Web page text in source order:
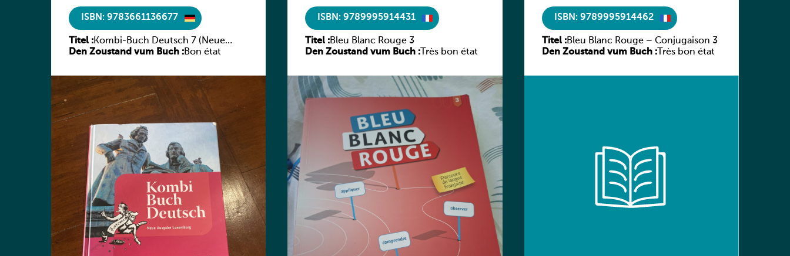
ISBN: 9783661136677
Titel :Kombi-Buch Deutsch 7 (Neue
Ausgabe Luxemburg)
Den Zoustand vum Buch :Bon état
ISBN: 9789995914431
Titel :Bleu Blanc Rouge 3
Den Zoustand vum Buch : Très bon état
ISBN: 9789995914462
Titel :Bleu Blanc Rouge – Conjugaison 3
Den Zoustand vum Buch :Très bon état